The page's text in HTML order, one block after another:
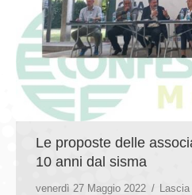
Le proposte delle
10 anni dal sisma
venerdì 27 Maggio 2022